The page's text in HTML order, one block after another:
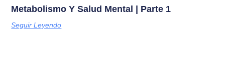
Metabolismo Y Salud Mental | Parte 1
Seguir Leyendo